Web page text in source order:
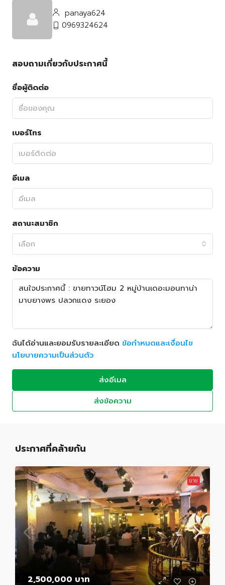
panaya624
0969324624
สอบถามเกี่ยวกับประกาศนี้
ชื่อผู้ติดต่อ
เบอร์โทร
อีเมล
สถานะสมาชิก
เลือก
ข้อความ
ฉันได้อ่านและยอมรับรายละเอียด ข้อกำหนดและเงื่อนไข
นโยบายความเป็นส่วนตัว
ส่งอีเมล
ส่งข้อความ
ประกาศที่คล้ายกัน
ขาย
2,500,000 บาท